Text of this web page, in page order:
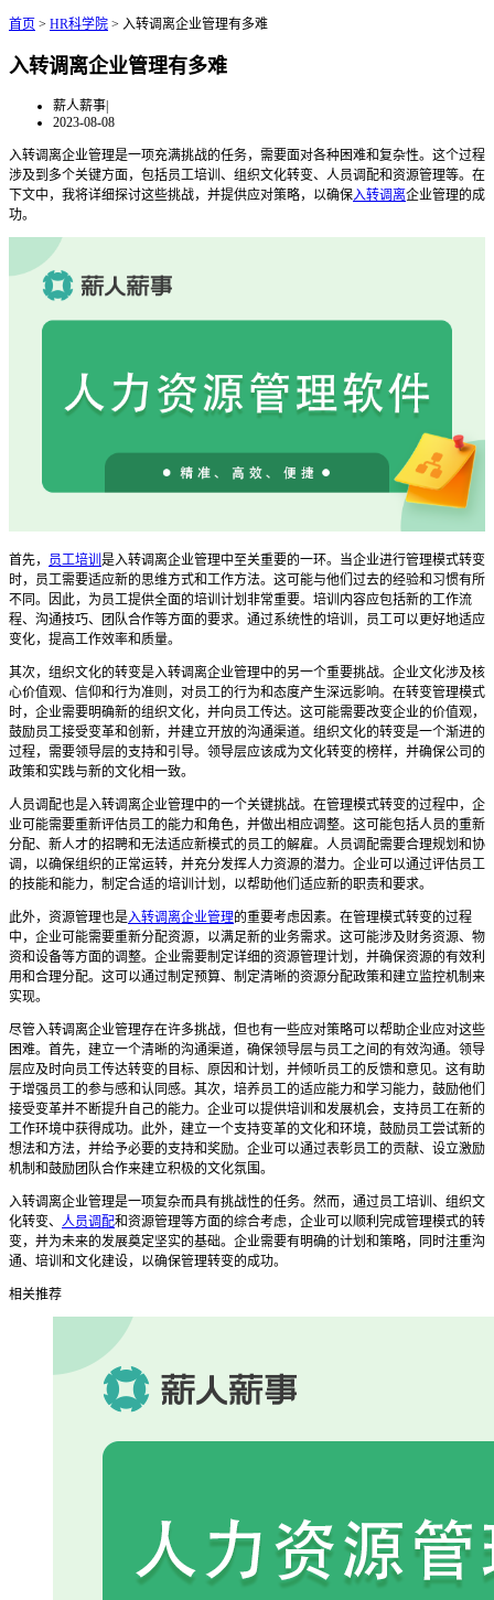
首页 > HR科学院 > 入转调离企业管理有多难
入转调离企业管理有多难
薪人薪事|
2023-08-08
入转调离企业管理是一项充满挑战的任务，需要面对各种困难和复杂性。这个过程
涉及到多个关键方面，包括员工培训、组织文化转变、人员调配和资源管理等。在
下文中，我将详细探讨这些挑战，并提供应对策略，以确保入转调离企业管理的成
功。
首先， 员工培训 是入转调离企业管理中至关重要的一环。当企业进行管理模式转变
时，员工需要适应新的思维方式和工作方法。这可能与他们过去的经验和习惯有所
不同。因此，为员工提供全面的培训计划非常重要。培训内容应包括新的工作流
程、沟通技巧、团队合作等方面的要求。通过系统性的培训，员工可以更好地适应
变化，提高工作效率和质量。
其次，组织文化的转变是入转调离企业管理中的另一个重要挑战。企业文化涉及核
心价值观、信仰和行为准则，对员工的行为和态度产生深远影响。在转变管理模式
时，企业需要明确新的组织文化，并向员工传达。这可能需要改变企业的价值观，
鼓励员工接受变革和创新，并建立开放的沟通渠道。组织文化的转变是一个渐进的
过程，需要领导层的支持和引导。领导层应该成为文化转变的榜样，并确保公司的
政策和实践与新的文化相一致。
人员调配也是入转调离企业管理中的一个关键挑战。在管理模式转变的过程中，企
业可能需要重新评估员工的能力和角色，并做出相应调整。这可能包括人员的重新
分配、新人才的招聘和无法适应新模式的员工的解雇。人员调配需要合理规划和协
调，以确保组织的正常运转，并充分发挥人力资源的潜力。企业可以通过评估员工
的技能和能力，制定合适的培训计划，以帮助他们适应新的职责和要求。
此外，资源管理也是入转调离企业管理的重要考虑因素。在管理模式转变的过程
中，企业可能需要重新分配资源，以满足新的业务需求。这可能涉及财务资源、物
资和设备等方面的调整。企业需要制定详细的资源管理计划，并确保资源的有效利
用和合理分配。这可以通过制定预算、制定清晰的资源分配政策和建立监控机制来
实现。
尽管入转调离企业管理存在许多挑战，但也有一些应对策略可以帮助企业应对这些
困难。首先，建立一个清晰的沟通渠道，确保领导层与员工之间的有效沟通。领导
层应及时向员工传达转变的目标、原因和计划，并倾听员工的反馈和意见。这有助
于增强员工的参与感和认同感。其次，培养员工的适应能力和学习能力，鼓励他们
接受变革并不断提升自己的能力。企业可以提供培训和发展机会，支持员工在新的
工作环境中获得成功。此外，建立一个支持变革的文化和环境，鼓励员工尝试新的
想法和方法，并给予必要的支持和奖励。企业可以通过表彰员工的贡献、设立激励
机制和鼓励团队合作来建立积极的文化氛围。
入转调离企业管理是一项复杂而具有挑战性的任务。然而，通过员工培训、组织文
化转变、 人员调配和资源管理等方面的综合考虑，企业可以顺利完成管理模式的转
变，并为未来的发展奠定坚实的基础。企业需要有明确的计划和策略，同时注重沟
通、培训和文化建设，以确保管理转变的成功。
相关推荐